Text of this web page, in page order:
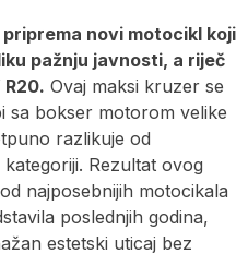
novi motocikl koji
pažnju javnosti, a riječ
Ovaj maksi kruzer se
sa bokser motorom velike
razlikuje od
Rezultat ovog
najposebnijih motocikala
poslednjih godina,
estetski uticaj bez